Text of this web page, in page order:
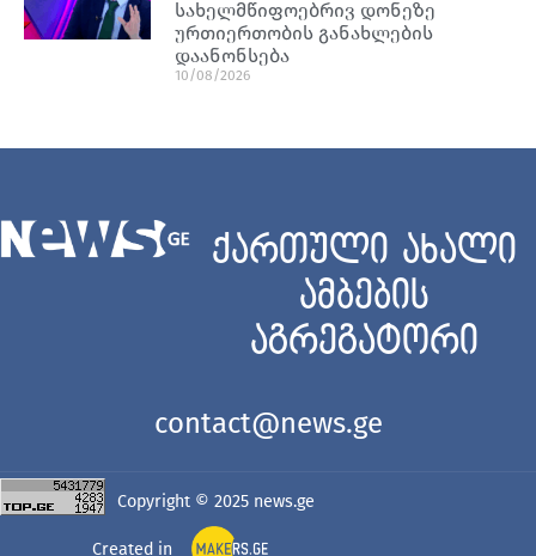
სახელმწიფოებრივ დონეზე
ურთიერთობის განახლების
დაანონსება
10/08/2026
ქართული ახალი
ამბების
აგრეგატორი
contact@news.ge
Copyright © 2025 news.ge
Created in